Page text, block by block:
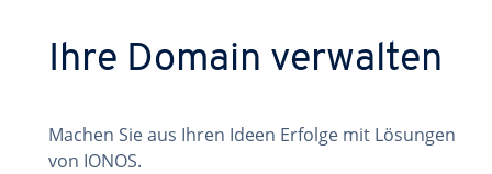
Ihre Domain verwalten
Machen Sie aus Ihren Ideen Erfolge mit Lösungen
von IONOS.